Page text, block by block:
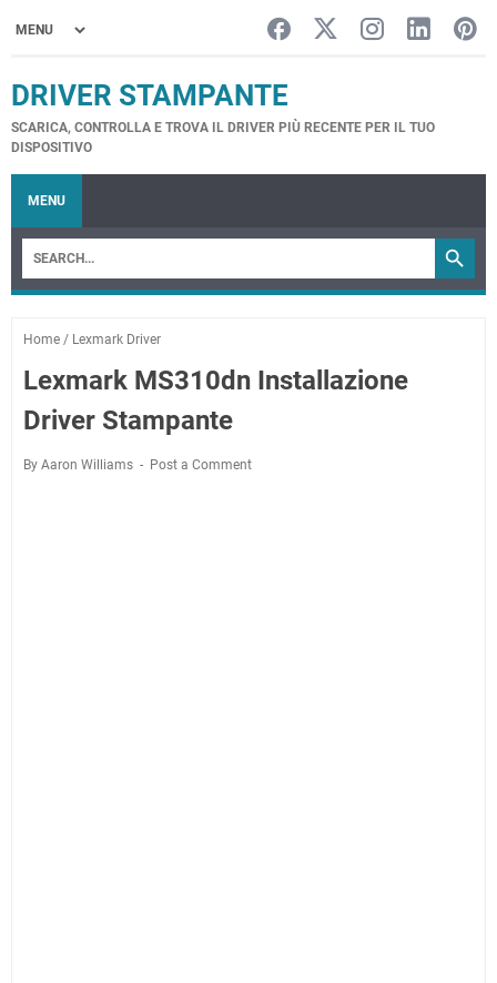
DRIVER STAMPANTE
SCARICA, CONTROLLA E TROVA IL DRIVER PIÙ RECENTE PER IL TUO
DISPOSITIVO
MENU
Home / Lexmark Driver
Lexmark MS310dn Installazione
Driver Stampante
By Aaron Williams Post a Comment